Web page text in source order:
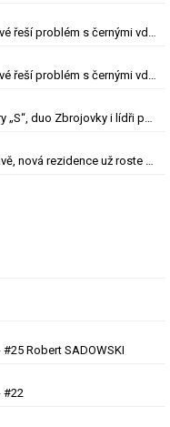
Vdají se za vojáka a čekají, až zemře. Rusové řeší problém s černými vdovami
Vdají se za vojáka a čekají, až zemře. Rusové řeší problém s černými vdovami
Kdo na startu mohl zaujmout Deniu? Motory „S“, duo Zbrojovky i lídři pohárových zástupců
VIDEO: Takto se mění Stodolní ulice v Ostravě, nová rezidence už roste do výšky
Robert SADOWSKI
#22